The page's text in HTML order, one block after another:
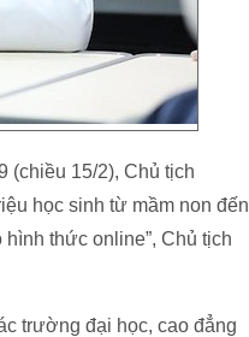
(chiều 15/2), Chủ tịch
học sinh từ mầm non đến
thức online”, Chủ tịch
trường đại học, cao đẳng